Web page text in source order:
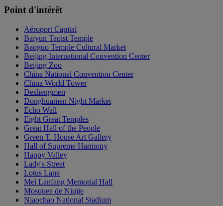
Point d'intérêt
Aéroport Capital
Baiyun Taoist Temple
Baoguo Temple Cultural Market
Beijing International Convention Center
Beijing Zoo
China National Convention Center
China World Tower
Deshengmen
Donghuamen Night Market
Echo Wall
Eight Great Temples
Great Hall of the People
Green T. House Art Gallery
Hall of Supreme Harmony
Happy Valley
Lady's Street
Lotus Lane
Mei Lanfang Memorial Hall
Mosquee de Niujie
Niaochao National Stadium